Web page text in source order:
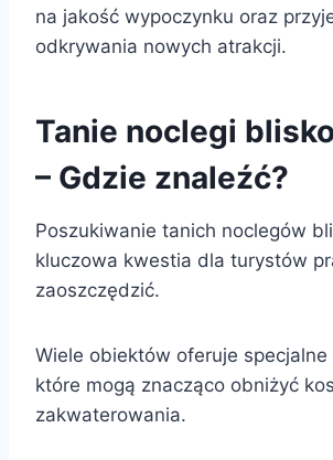
na jakość wypoczynku oraz
odkrywania nowych atrakcji.
Tanie noclegi
– Gdzie znaleźć?
Poszukiwanie tanich noclegów
kluczowa kwestia dla turystów
zaoszczędzić.
Wiele obiektów oferuje specjalne
które mogą znacząco obniżyć
zakwaterowania.